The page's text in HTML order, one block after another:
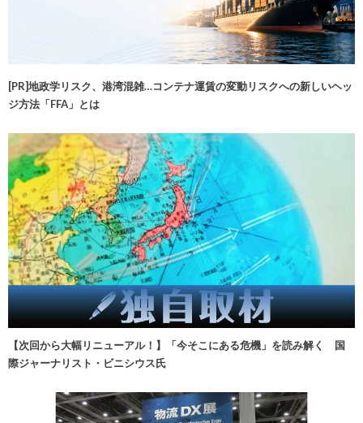
[PR]地政学リスク、港湾混雑…コンテナ運賃の変動リスクへの新しいヘッ
ジ方法「FFA」とは
【次回から大幅リニューアル！】「今そこにある危機」を読み解く 国
際ジャーナリスト・ビニシウス氏